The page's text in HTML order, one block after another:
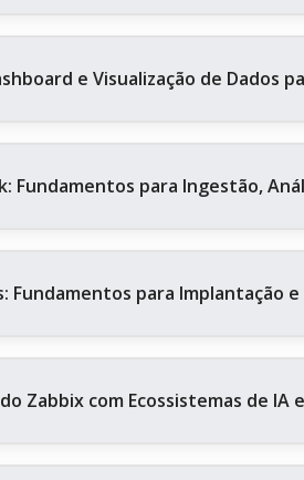
e Visualização de Dados
Fundamentos para Ingestão,
Fundamentos para Implantação
Zabbix com Ecossistemas de IA